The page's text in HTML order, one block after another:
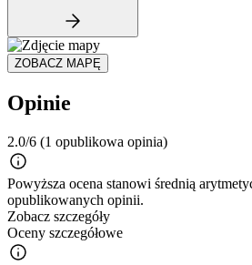
ZOBACZ MAPĘ
Opinie
2.0/6 (1 opublikowa opinia)
Powyższa ocena stanowi średnią
opublikowanych opinii.
Zobacz szczegóły
Oceny szczegółowe